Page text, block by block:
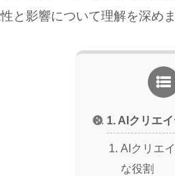
と影響について理解を深めま
1. AIクリエ
AIクリエ
な役割